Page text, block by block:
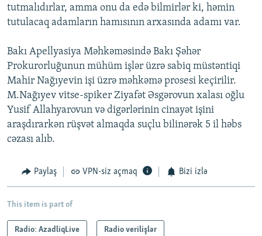
tutmalıdırlar, amma onu da edə bilmirlər ki, həmin
tutulacaq adamların hamısının arxasında adamı var.
Bakı Apellyasiya Məhkəməsində Bakı Şəhər
Prokurorluğunun mühüm işlər üzrə sabiq müstəntiqi
Mahir Nağıyevin işi üzrə məhkəmə prosesi keçirilir.
M.Nağıyev vitse-spiker Ziyafət Əsgərovun xalası oğlu
Yusif Allahyarovun və digərlərinin cinayət işini
araşdırarkən rüşvət almaqda suçlu bilinərək 5 il həbs
cəzası alıb.
Paylaş VPN-siz açmaq Bizi izlə
This item is part of
Radio: AzadliqLive Radio verilişlər